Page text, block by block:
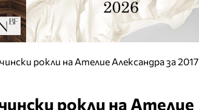
рокли на Ателие Александра за 2017
рокли на Ателие